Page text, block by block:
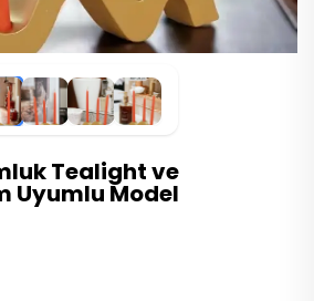
Tealight ve
Uyumlu Model